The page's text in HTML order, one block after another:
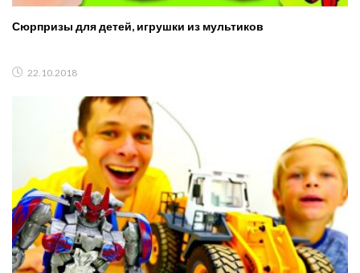
Сюрпризы для детей, игрушки из мультиков
22.10.2018